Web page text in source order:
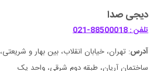
دیجی صدا
تلفن : 88500018-021
آدرس: تهران، خیابان انقلاب، بین بهار و شریعتی،
ساختمان آریان، طبقه دوم شرقی، واحد یک